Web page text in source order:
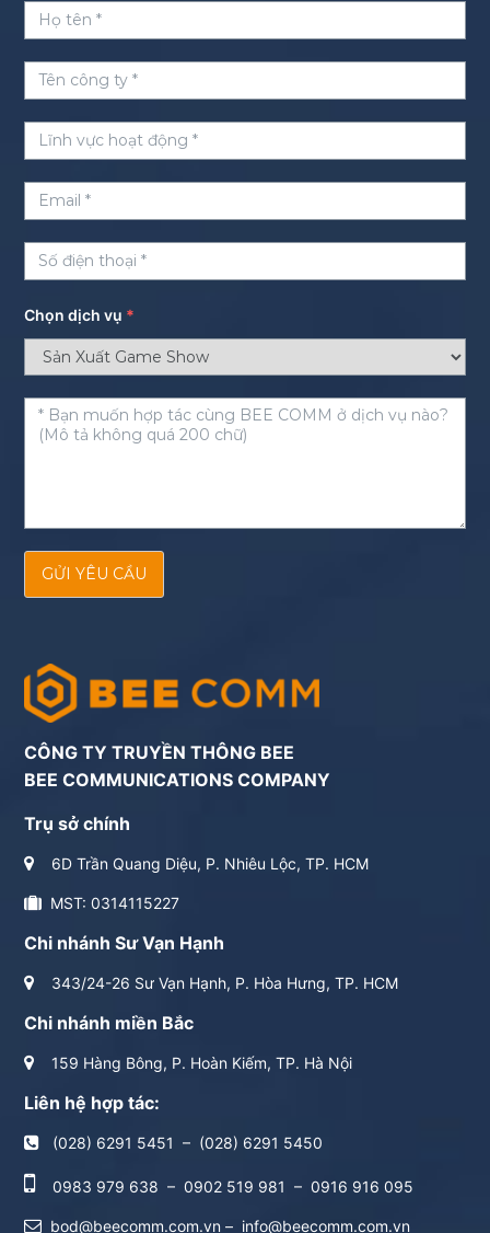
Chọn dịch vụ *
GỬI YÊU CẦU
CÔNG TY TRUYỀN THÔNG BEE
BEE COMMUNICATIONS COMPANY
Trụ sở chính
6D Trần Quang Diệu, P. Nhiêu Lộc, TP. HCM
MST: 0314115227
Chi nhánh Sư Vạn Hạnh
343/24-26 Sư Vạn Hạnh, P. Hòa Hưng, TP. HCM
Chi nhánh miền Bắc
159 Hàng Bông, P. Hoàn Kiếm, TP. Hà Nội
Liên hệ hợp tác:
(028) 6291 5451 – (028) 6291 5450
0983 979 638 – 0902 519 981 – 0916 916 095
bod@beecomm.com.vn – info@beecomm.com.vn